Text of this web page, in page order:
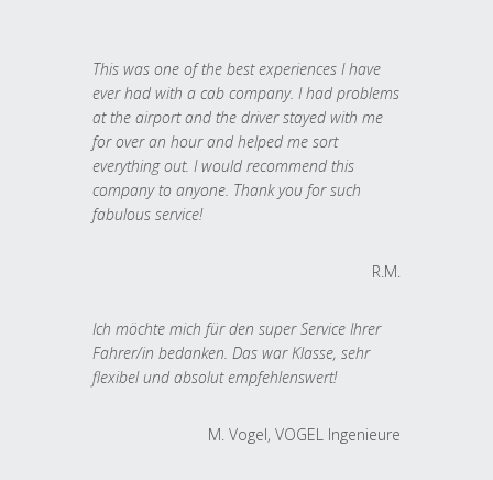
This was one of the best experiences I have
ever had with a cab company. I had problems
at the airport and the driver stayed with me
for over an hour and helped me sort
everything out. I would recommend this
company to anyone. Thank you for such
fabulous service!
R.M.
Ich möchte mich für den super Service Ihrer
Fahrer/in bedanken. Das war Klasse, sehr
flexibel und absolut empfehlenswert!
M. Vogel, VOGEL Ingenieure